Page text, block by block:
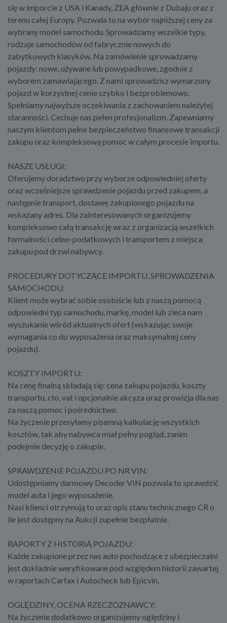
się w imporcie z USA i Kanady, ZEA głównie z Dubaju oraz z
terenu całej Europy. Pozwala to na wybór najniższej ceny za
wybrany model samochodu. Sprowadzamy wszelkie typy,
rodzaje samochodów od fabrycznie nowych do
zabytkowych klasyków. Na zamówienie sprowadzamy
pojazdy: nowe, używane lub powypadkowe, zgodnie z
wyborem zamawiającego. Z nami sprowadzisz wymarzony
pojazd w korzystnej cenie szybko i bezproblemowo.
Spełniamy najwyższe oczekiwania z zachowaniem należytej
staranności. Cechuje nas pełen profesjonalizm. Zapewniamy
naszym klientom pełne bezpieczeństwo finansowe transakcji
zakupu oraz kompleksową pomoc w całym procesie importu.
NASZE USŁUGI:
Oferujemy doradztwo przy wyborze odpowiedniej oferty
oraz wcześniejsze sprawdzenie pojazdu przed zakupem, a
następnie transport, dostawę zakupionego pojazdu na
wskazany adres. Dla zainteresowanych organizujemy
kompleksowo całą transakcję wraz z organizacją wszelkich
formalności celno-podatkowych i transportem z miejsca
zakupu pod drzwi nabywcy.
PROCEDURY DOTYCZĄCE IMPORTU, SPROWADZENIA
SAMOCHODU:
Klient może wybrać sobie osobiście lub z naszą pomocą
odpowiedni typ samochodu, markę, model lub zleca nam
wyszukanie wśród aktualnych ofert (wskazując swoje
wymagania co do wyposażenia oraz maksymalnej ceny
pojazdu).
KOSZTY IMPORTU:
Na cenę finalną składają się: cena zakupu pojazdu, koszty
transportu, cło, vat i opcjonalnie akcyza oraz prowizja dla nas
za naszą pomoc i pośrednictwo.
Na życzenie przesyłamy pisemną kalkulację wszystkich
kosztów, tak aby nabywca miał pełny pogląd, zanim
podejmie decyzję o zakupie.
SPRAWDZENIE POJAZDU PO NR VIN:
Udostępniamy darmowy Decoder VIN pozwala to sprawdzić
model auta i jego wyposażenie.
Nasi klienci otrzymują to oraz opis stanu technicznego CR o
ile jest dostępny na Aukcji zupełnie bezpłatnie.
RAPORTY Z HISTORIĄ POJAZDU:
Każde zakupione przez nas auto pochodzące z ubezpieczalni
jest dokładnie weryfikowane pod względem historii zawartej
w raportach Carfax i Autocheck lub Epicvin.
OGLĘDZINY, OCENA RZECZOZNAWCY:
Na życzenie dodatkowo organizujemy oględziny i